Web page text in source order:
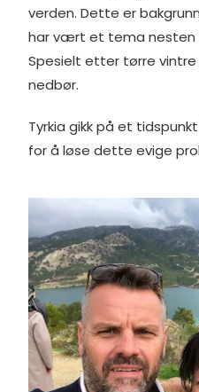
verden. Dette er
har vært et tema nesten
Spesielt etter tørre
nedbør.
Tyrkia gikk på et
for å løse dette evige